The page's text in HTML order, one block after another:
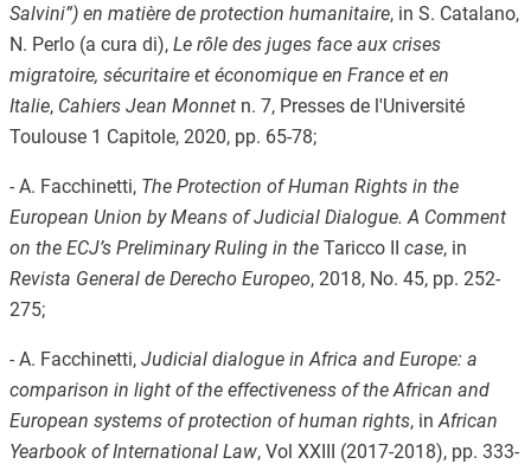
Salvini”) en matière de protection humanitaire, in S. Catalano,
N. Perlo (a cura di), Le rôle des juges face aux crises
migratoire, sécuritaire et économique en France et en
Italie, Cahiers Jean Monnet n. 7, Presses de l'Université
Toulouse 1 Capitole, 2020, pp. 65-78;
- A. Facchinetti, The Protection of Human Rights in the
European Union by Means of Judicial Dialogue. A Comment
on the ECJ’s Preliminary Ruling in theTaricco II case, in
Revista General de Derecho Europeo, 2018, No. 45, pp. 252-
275;
- A. Facchinetti, Judicial dialogue in Africa and Europe: a
comparison in light of the effectiveness of the African and
European systems of protection of human rights, in African
Yearbook of International Law, Vol XXIII (2017-2018), pp. 333-